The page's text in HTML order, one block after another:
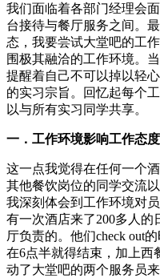
我们面临着各部门经理会
台接待与餐厅服务之间。
态，我要尝试大堂吧的工
围极其融洽的工作环境。
提醒着自己不可以掉以轻
的实习宗旨。回忆起每个
以与所有实习同学共享。
一．工作环境影响工作态度
这一点我觉得在任何一个
其他餐饮岗位的同学交流
我深刻体会到工作环境对
有一次酒店来了200多人
厅负责的。他们check out
在6点半就得结束，加上西
动了大堂吧的两个服务员